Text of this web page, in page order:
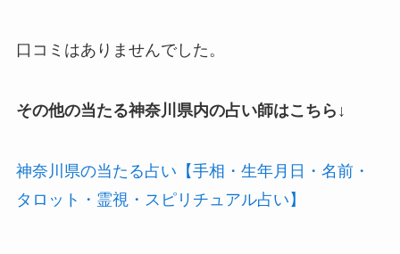
口コミはありませんでした。
その他の当たる神奈川県内の占い師はこちら↓
神奈川県の当たる占い【手相・生年月日・名前・
タロット・霊視・スピリチュアル占い】